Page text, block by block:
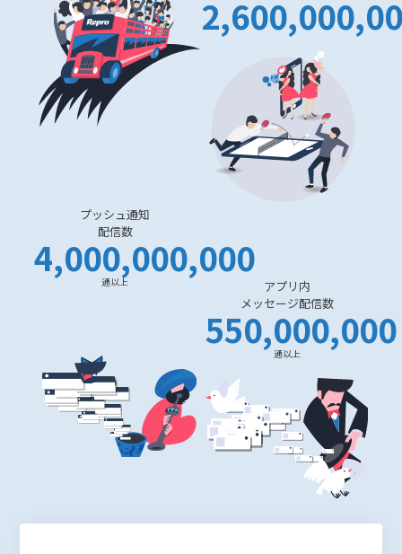
プッシュ通知
配信数
4,000,000,000
通以上
アプリ内
メッセージ配信数
550,000,000
通以上